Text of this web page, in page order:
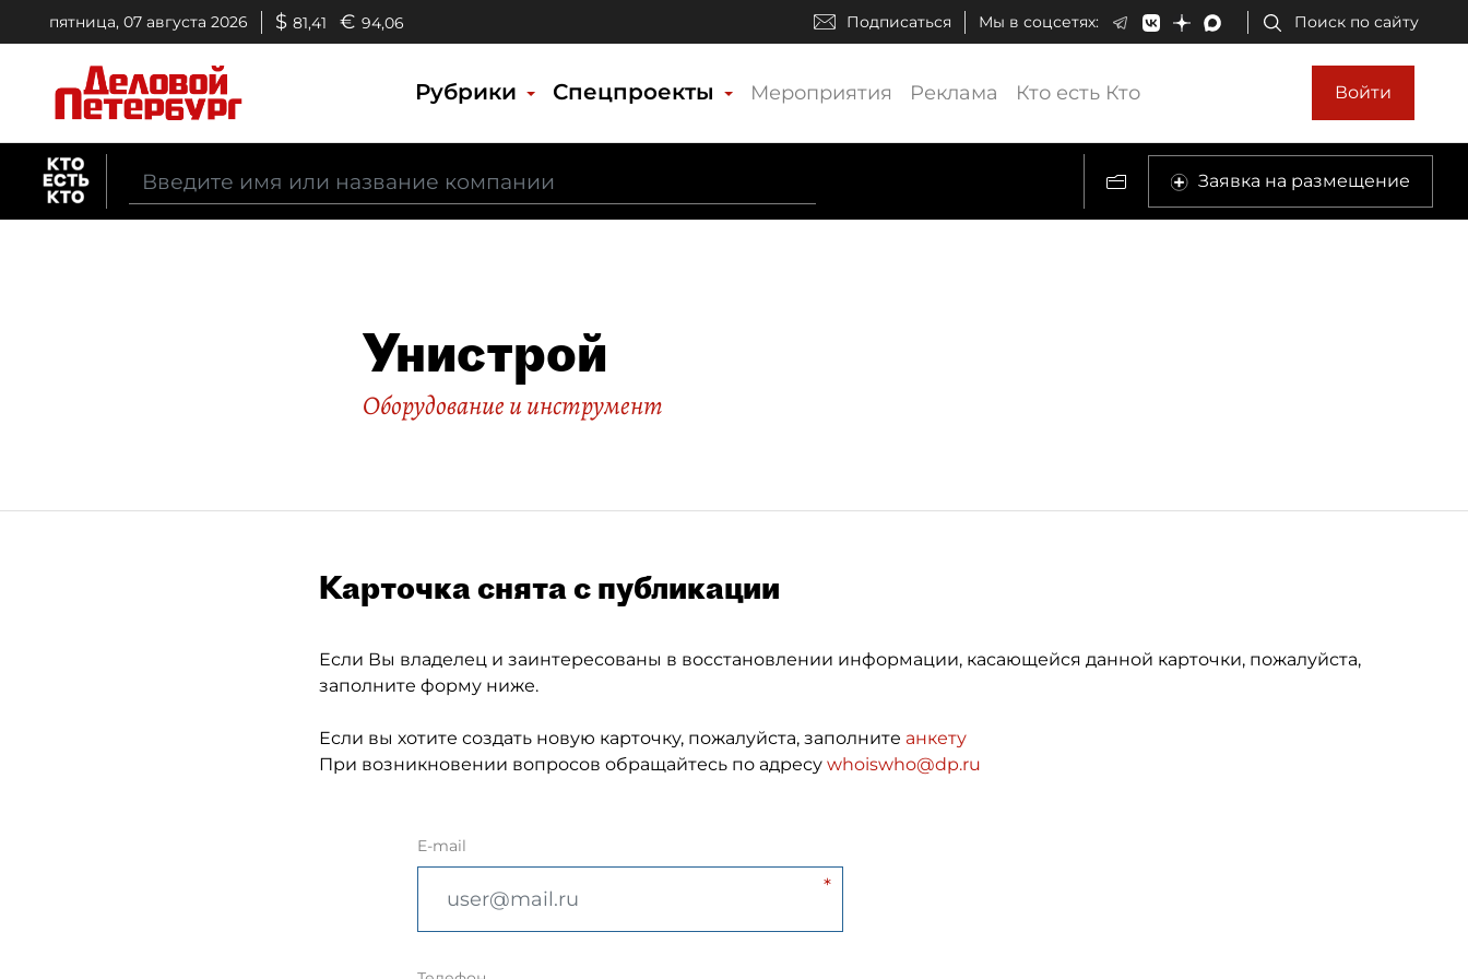
пятница, 07 августа 2026 $ 81,41 € 94,06 Подписаться Мы в соцсетях: Поиск по сайту
Рубрики Спецпроекты Мероприятия Реклама Кто есть Кто Войти
Заявка на размещение
Унистрой
Оборудование и инструмент
Карточка снята с публикации
Если Вы владелец и заинтересованы в восстановлении информации, касающейся данной карточки, пожалуйста,
заполните форму ниже.
Если вы хотите создать новую карточку, пожалуйста, заполните анкету
При возникновении вопросов обращайтесь по адресу whoiswho@dp.ru
E-mail